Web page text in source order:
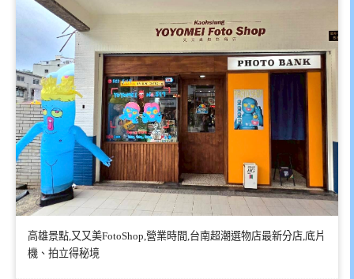
高雄景點,又又美FotoShop,營業時間,台南超潮選物店最新分店,底片
機、拍立得秘境